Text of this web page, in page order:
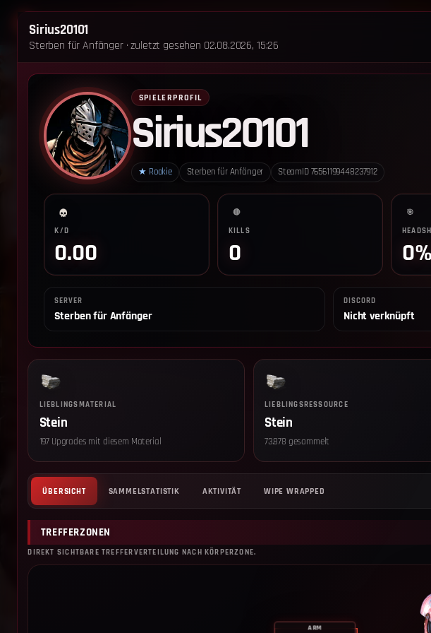
STERBEN FÜR ANFÄNGER
‹ Zurück zum Leaderboard
Sirius20101
Sterben für Anfänger · zuletzt gesehen 02.08.2026, 15:26
SPIELERPROFIL
Sirius20101
★ Rookie Sterben für Anfänger SteamID76561199448237912
K/D
0.00
🔴
KILLS
0
🎯
0%
SERVER
Sterben für Anfänger
DISCORD
Nicht verknüpft
LIEBLINGSMATERIAL
Stein
197 Upgrades mit diesem Material
LIEBLINGSRESSOURCE
Stein
73.878 gesammelt
ÜBERSICHT SAMMELSTATISTIK AKTIVITÄT WIPE WRAPPED
TREFFERZONEN
DIREKT SICHTBARE TREFFERVERTEILUNG NACH KÖRPERZONE.
ARM
ImpressumDatenschutz
Cookie-Einstellungen
Sterben für Anfänger - Alle Rechte vorbehalten.